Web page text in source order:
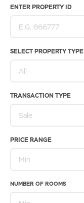
ENTER PROPERTY ID
SELECT PROPERTY TYPE
TRANSACTION TYPE
PRICE RANGE
NUMBER OF ROOMS